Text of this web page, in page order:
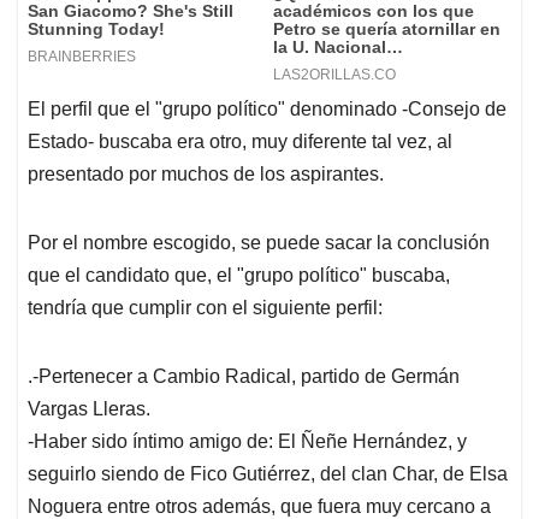
El perfil que el "grupo político" denominado -Consejo de
Estado- buscaba era otro, muy diferente tal vez, al
presentado por muchos de los aspirantes.
Por el nombre escogido, se puede sacar la conclusión
que el candidato que, el "grupo político" buscaba,
tendría que cumplir con el siguiente perfil:
.-Pertenecer a Cambio Radical, partido de Germán
Vargas Lleras.
-Haber sido íntimo amigo de: El Ñeñe Hernández, y
seguirlo siendo de Fico Gutiérrez, del clan Char, de Elsa
Noguera entre otros además, que fuera muy cercano a